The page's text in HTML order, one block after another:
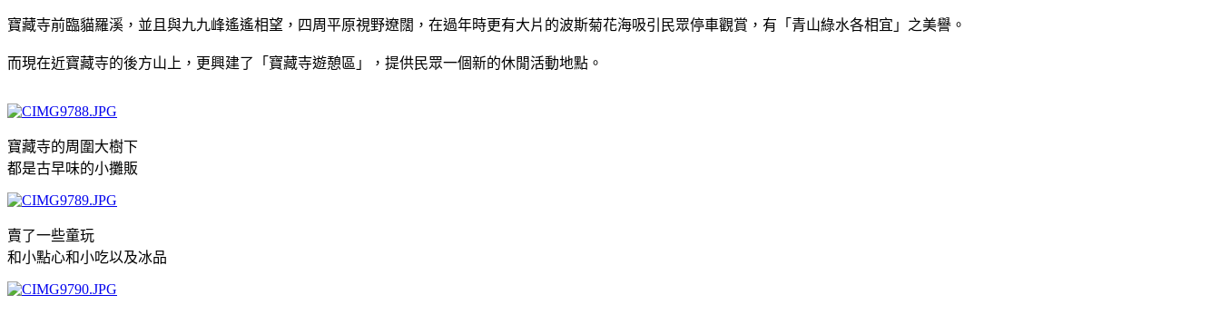
寶藏寺前臨貓羅溪，並且與九九峰遙遙相望，四周平原視野遼闊，在過年時更有大片的波斯菊花海吸引民眾停車觀賞，有「青山綠水各相宜」之美譽。
而現在近寶藏寺的後方山上，更興建了「寶藏寺遊憩區」，提供民眾一個新的休閒活動地點。
寶藏寺的周圍大樹下
都是古早味的小攤販
賣了一些童玩
和小點心和小吃以及冰品